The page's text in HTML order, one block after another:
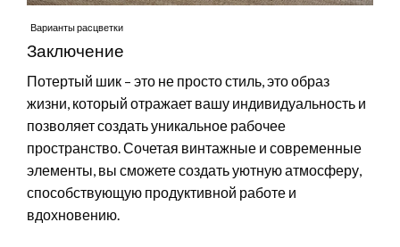
Варианты расцветки
Заключение
Потертый шик – это не просто стиль, это образ
жизни, который отражает вашу индивидуальность и
позволяет создать уникальное рабочее
пространство. Сочетая винтажные и современные
элементы, вы сможете создать уютную атмосферу,
способствующую продуктивной работе и
вдохновению.